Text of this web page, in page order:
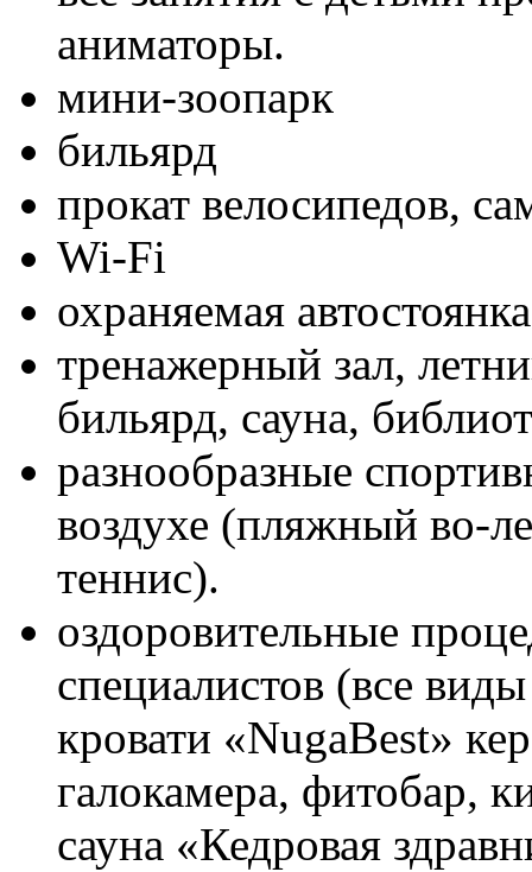
аниматоры.
мини-зоопарк
бильярд
прокат велосипедов,
Wi-Fi
охраняемая
тренажерный зал,
бильярд, сауна,
разнообразные
воздухе (пляжный во-
теннис).
оздоровительные
специалистов (все
кровати «NugaBest»
галокамера, фитобар,
сауна «Кедровая